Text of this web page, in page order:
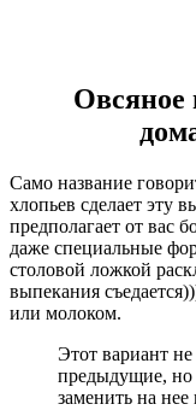
Овсяное
Само название
хлопьев сделает эту
предполагает от вас
даже специальные
столовой ложкой
выпекания
или молоком.
Этот вариант не
предыдущие, но
заменить на нее